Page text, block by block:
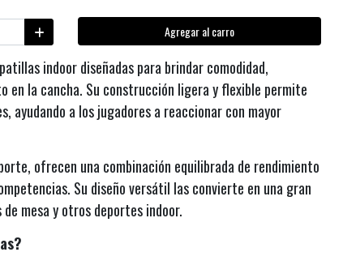
Agregar al carro
indoor diseñadas para brindar comodidad,
en la cancha. Su construcción ligera y flexible permite
ayudando a los jugadores a reaccionar con mayor
ofrecen una combinación equilibrada de rendimiento
Su diseño versátil las convierte en una gran
mesa y otros deportes indoor.